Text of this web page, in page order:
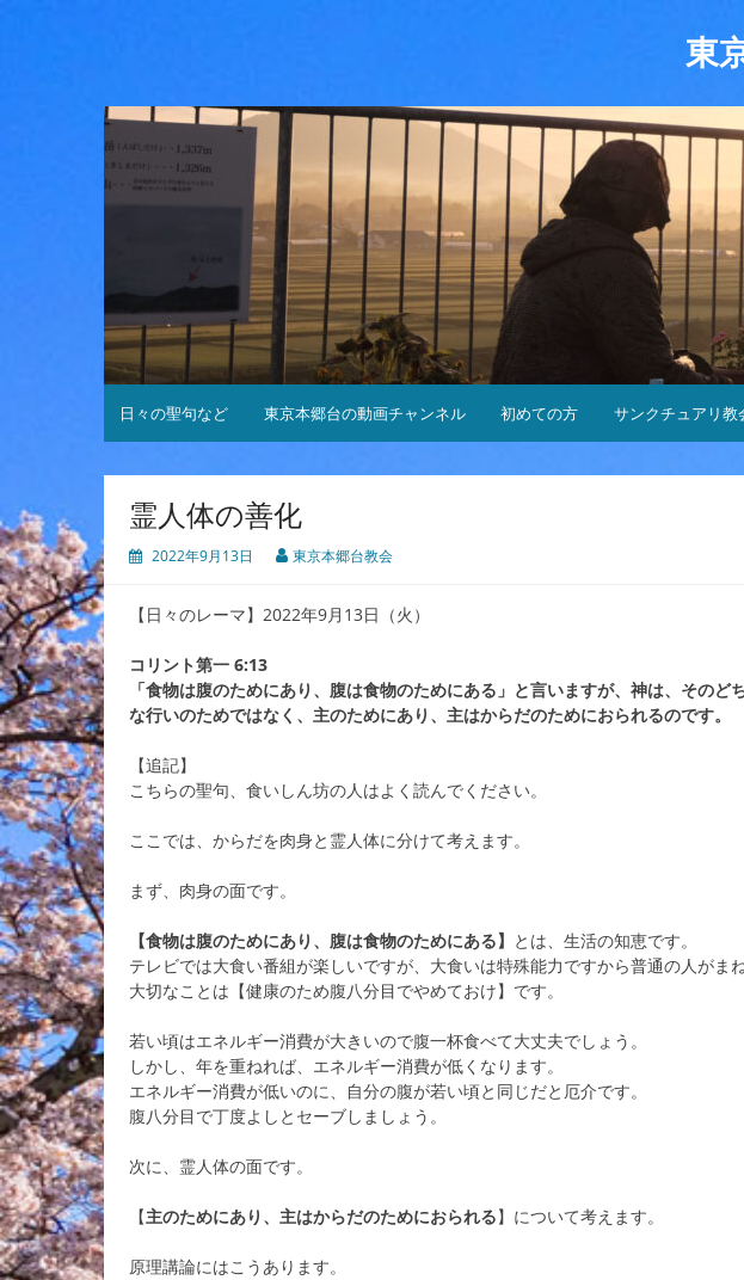
東
日々の聖句など 東京本郷台の動画チャンネル 初めての方 サンクチュアリ教
霊人体の善化
2022年9月13日 東京本郷台教会
【日々のレーマ】2022年9月13日（火）
コリント第一 6:13
「食物は腹のためにあり、腹は食物のためにある」と言いますが、神は、そのど
な行いのためではなく、主のためにあり、主はからだのためにおられるのです。
【追記】
こちらの聖句、食いしん坊の人はよく読んでください。
ここでは、からだを肉身と霊人体に分けて考えます。
まず、肉身の面です。
【食物は腹のためにあり、腹は食物のためにある】 とは、生活の知恵です。
テレビでは大食い番組が楽しいですが、大食いは特殊能力ですから普通の人がま
大切なことは【健康のため腹八分目でやめておけ】です。
若い頃はエネルギー消費が大きいので腹一杯食べて大丈夫でしょう。
しかし、年を重ねれば、エネルギー消費が低くなります。
エネルギー消費が低いのに、自分の腹が若い頃と同じだと厄介です。
腹八分目で丁度よしとセーブしましょう。
次に、霊人体の面です。
【主のためにあり、主はからだのためにおられる】について考えます。
原理講論にはこうあります。